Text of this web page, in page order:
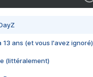
13 ans (et vous l'avez ignoré)
(littéralement)